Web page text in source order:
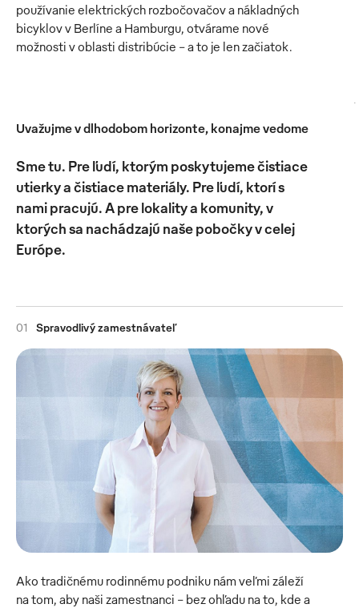
používanie elektrických rozbočovačov a nákladných
bicyklov v Berlíne a Hamburgu, otvárame nové
možnosti v oblasti distribúcie - a to je len začiatok.
Uvažujme v dlhodobom horizonte, konajme vedome
Sme tu. Pre ľudí, ktorým poskytujeme čistiace
utierky a čistiace materiály. Pre ľudí, ktorí s
nami pracujú. A pre lokality a komunity, v
ktorých sa nachádzajú naše pobočky v celej
Európe.
01 Spravodlivý zamestnávateľ
Ako tradičnému rodinnému podniku nám veľmi záleží
na tom, aby naši zamestnanci - bez ohľadu na to, kde a